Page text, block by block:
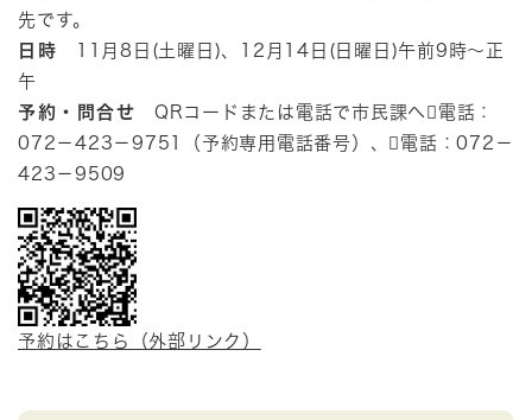
先です。
日時 11月8日(土曜日)、12月14日(日曜日)午前9時～正
午
予約・問合せ QRコードまたは電話で市民課へ電話：
072－423－9751（予約専用電話番号）、電話：072－
423－9509
予約はこちら（外部リンク）